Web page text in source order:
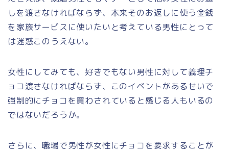
しを渡さなければならず、本来そのお返しに使う金銭
を家族サービスに使いたいと考えている男性にとって
は迷惑このうえない。
女性にしてみても、好きでもない男性に対して義理チ
ョコ渡さなければならず、このイベントがあるせいで
強制的にチョコを買わされていると感じる人もいるの
ではないだろうか。
さらに、職場で男性が女性にチョコを要求することが